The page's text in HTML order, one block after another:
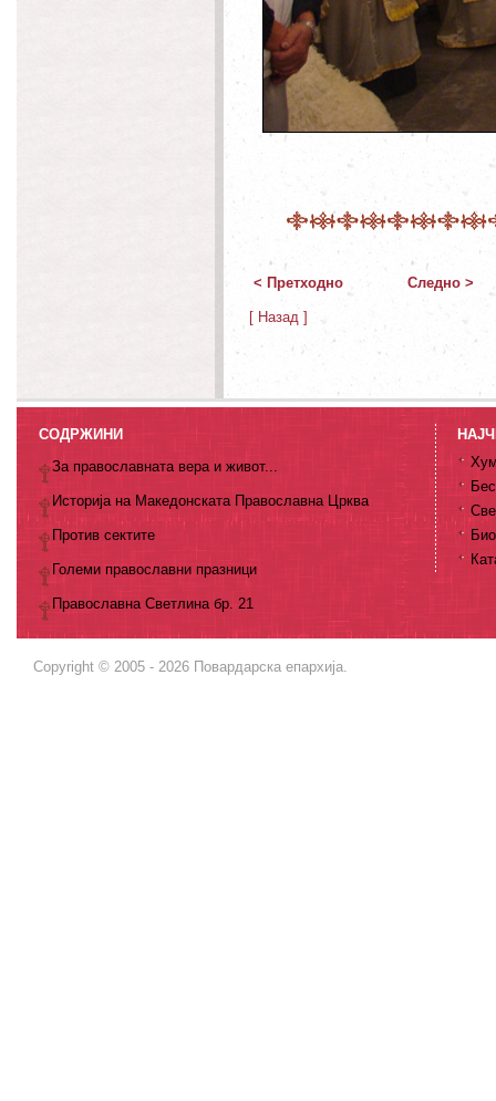
< Претходно Следно >
[ Назад ]
СОДРЖИНИ
За православната вера и живот...
Историја на Македонската Православна Црква
Против сектите
Големи православни празници
Православна Светлина бр. 21
Copyright © 2005 - 2026 Повардарска епархија.